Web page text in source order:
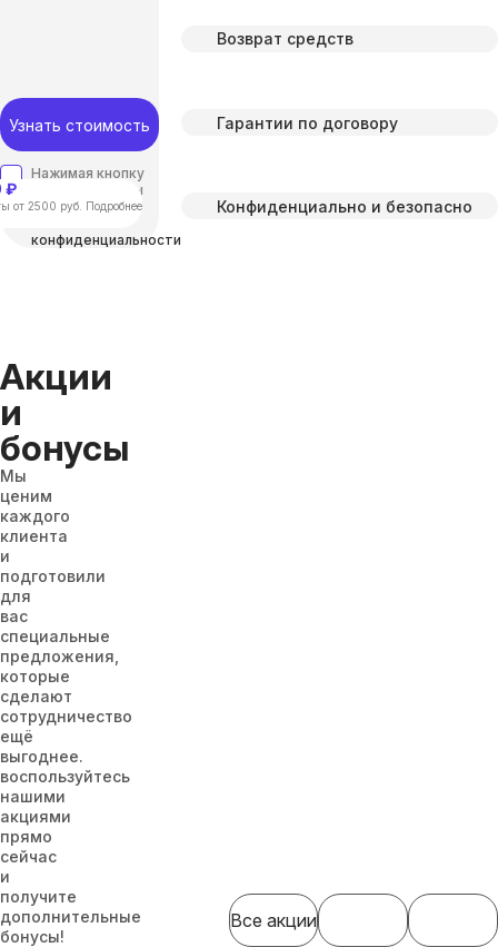
Узнать стоимость
Нажимая кнопку
“отправить”, вы
соглашаетесь с
конфиденциальности
₽
от 2500 руб. Подробнее
Возврат средств
Гарантии по договору
Конфиденциально и безопасно
Акции
и
бонусы
Мы
ценим
каждого
клиента
и
подготовили
для
вас
специальные
предложения,
которые
сделают
сотрудничество
ещё
выгоднее.
воспользуйтесь
нашими
акциями
прямо
сейчас
и
получите
дополнительные
бонусы!
Все акции